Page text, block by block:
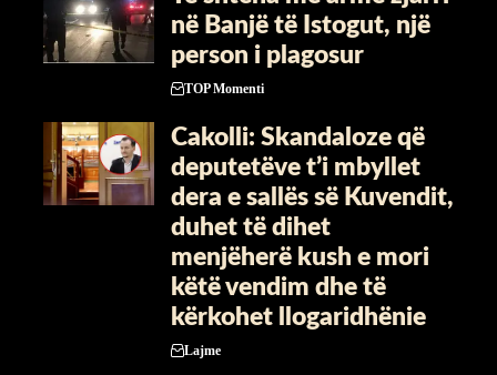
në Banjë të Istogut, një
person i plagosur
TOP Momenti
Cakolli: Skandaloze që
deputetëve t’i mbyllet
dera e sallës së Kuvendit,
duhet të dihet
menjëherë kush e mori
këtë vendim dhe të
kërkohet llogaridhënie
Lajme